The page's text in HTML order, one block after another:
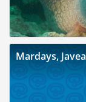
Mardays, Javea